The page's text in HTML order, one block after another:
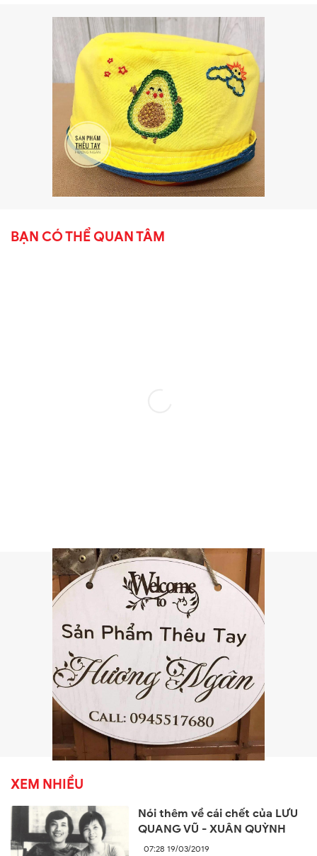
BẠN CÓ THỂ QUAN TÂM
XEM NHIỀU
Nói thêm về cái chết của LƯU
QUANG VŨ - XUÂN QUỲNH
07:28 19/03/2019